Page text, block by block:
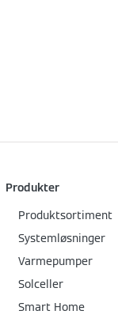
Produkter
Produktsortiment
Systemløsninger
Varmepumper
Solceller
Smart Home